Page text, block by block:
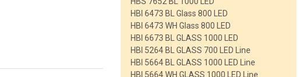
HBI 6473 BL Glass 800 LED
HBI 6473 WH Glass 800 LED
HBI 6673 BL GLASS 1000 LED
HBI 5264 BL GLASS 700 LED Line
HBI 5664 BL GLASS 1000 LED Line
HBI 5664 WH GLASS 1000 LED Line